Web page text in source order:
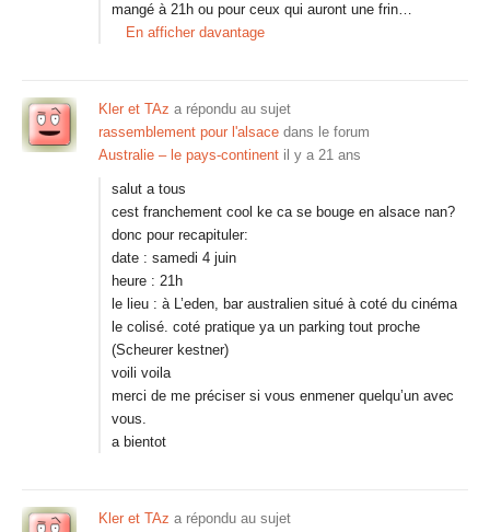
mangé à 21h ou pour ceux qui auront une frin…
En afficher davantage
Kler et TAz a répondu au sujet
rassemblement pour l'alsace dans le forum
Australie – le pays-continent il y a 21 ans
salut a tous
cest franchement cool ke ca se bouge en alsace nan?
donc pour recapituler:
date : samedi 4 juin
heure : 21h
le lieu : à L’eden, bar australien situé à coté du cinéma
le colisé. coté pratique ya un parking tout proche
(Scheurer kestner)
voili voila
merci de me préciser si vous enmener quelqu’un avec
vous.
a bientot
Kler et TAz a répondu au sujet